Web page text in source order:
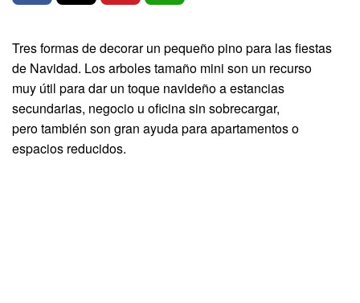
Tres formas de decorar un pequeño pino para las fiestas
de Navidad. Los arboles tamaño mini son un recurso
muy útil para dar un toque navideño a estancias
secundarias, negocio u oficina sin sobrecargar,
pero también son gran ayuda para apartamentos o
espacios reducidos.